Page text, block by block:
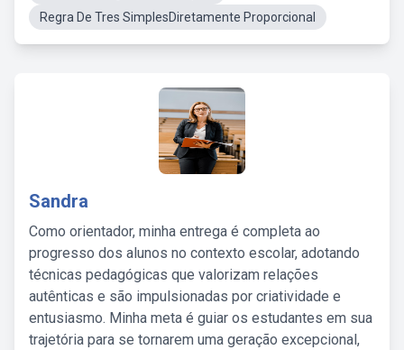
Regra De Tres SimplesDiretamente Proporcional
Sandra
Como orientador, minha entrega é completa ao
progresso dos alunos no contexto escolar, adotando
técnicas pedagógicas que valorizam relações
autênticas e são impulsionadas por criatividade e
entusiasmo. Minha meta é guiar os estudantes em sua
trajetória para se tornarem uma geração excepcional,